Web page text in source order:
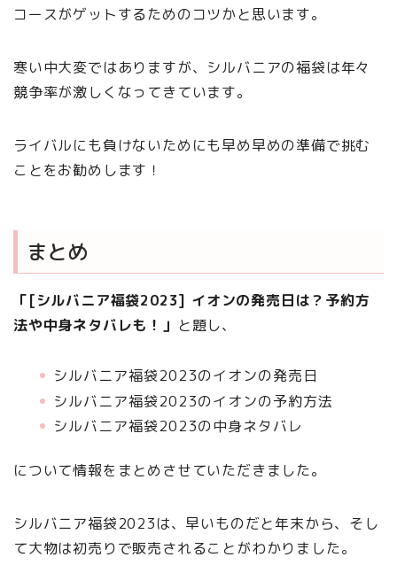
コースがゲットするためのコツかと思います。
寒い中大変ではありますが、シルバニアの福袋は年々
競争率が激しくなってきています。
ライバルにも負けないためにも早め早めの準備で挑む
ことをお勧めします！
まとめ
「[シルバニア福袋2023] イオンの発売日は？予約方
法や中身ネタバレも！」 と題し、
シルバニア福袋2023のイオンの発売日
シルバニア福袋2023のイオンの予約方法
シルバニア福袋2023の中身ネタバレ
について情報をまとめさせていただきました。
シルバニア福袋2023は、早いものだと年末から、そし
て大物は初売りで販売されることがわかりました。